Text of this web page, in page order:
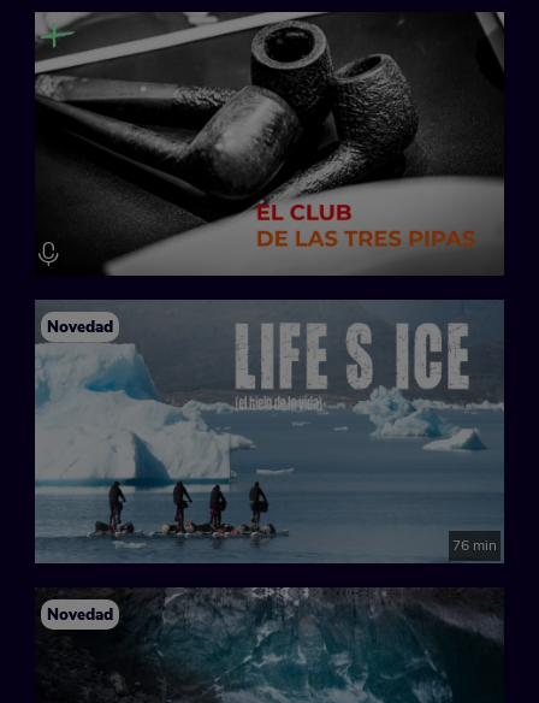
Novedad
76 min
Novedad